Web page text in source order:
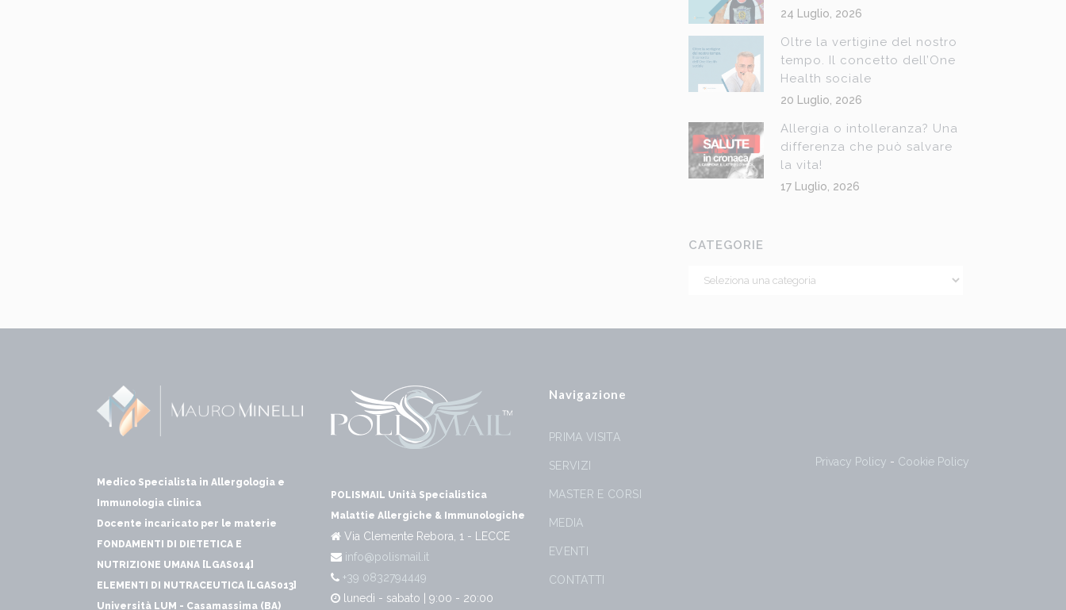
24 Luglio, 2026
Oltre la vertigine del nostro
tempo. Il concetto dell’One
Health sociale
20 Luglio, 2026
Allergia o intolleranza? Una
differenza che può salvare
la vita!
17 Luglio, 2026
CATEGORIE
Medico Specialista in Allergologia e
Immunologia clinica
Docente incaricato per le materie
FONDAMENTI DI DIETETICA E
NUTRIZIONE UMANA [LGAS014]
ELEMENTI DI NUTRACEUTICA [LGAS013]
Università LUM - Casamassima (BA)
POLISMAIL Unità Specialistica
Malattie Allergiche & Immunologiche
Via Clemente Rebora, 1 - LECCE
info@polismail.it
+39 0832794449
lunedì - sabato | 9:00 - 20:00
Navigazione
PRIMA VISITA
SERVIZI
MASTER E CORSI
MEDIA
EVENTI
CONTATTI
Privacy Policy - Cookie Policy